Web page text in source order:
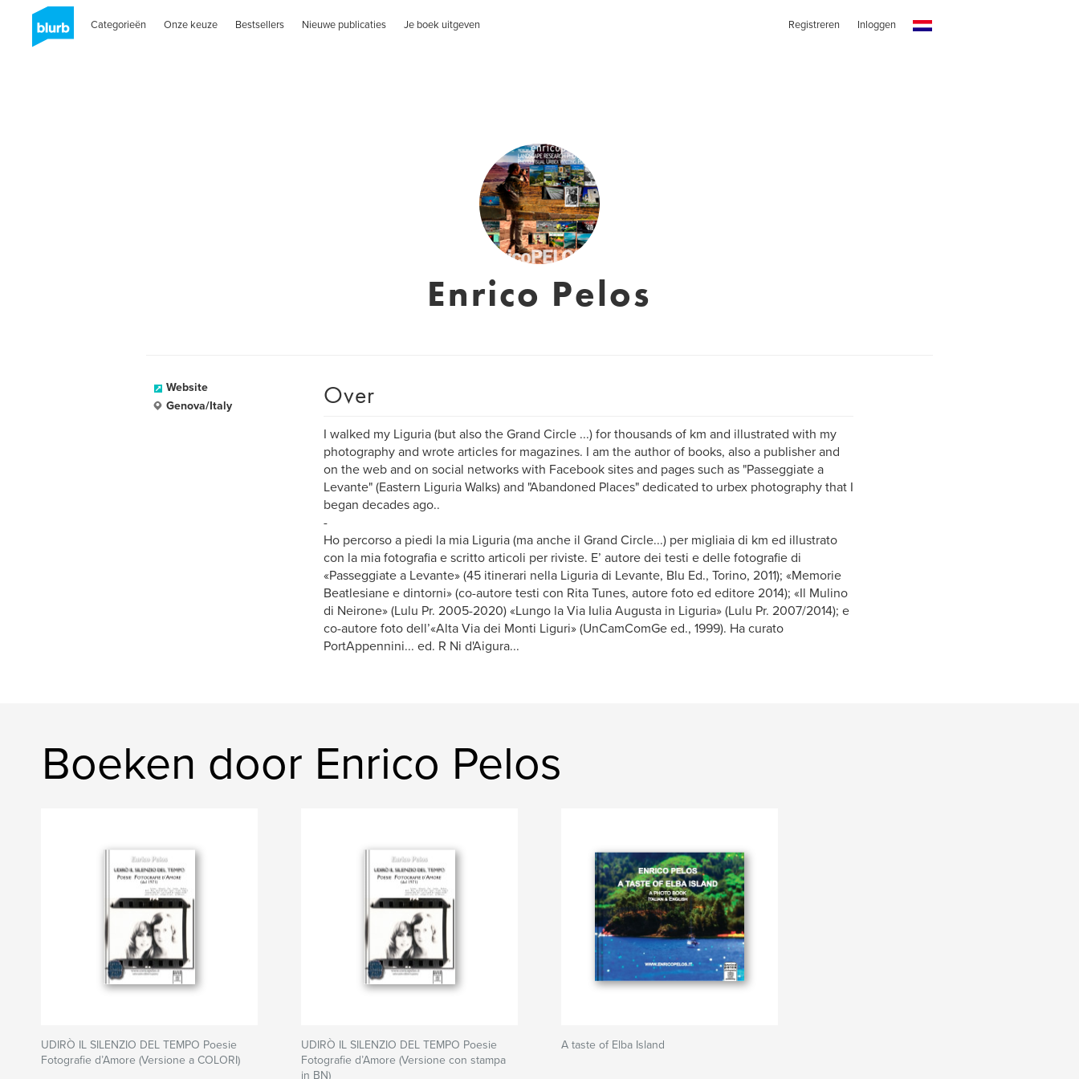
Categorieën Onze keuze Bestsellers Nieuwe publicaties Je boek uitgeven Registreren Inloggen
Enrico Pelos
Website
Genova/Italy
Over
I walked my Liguria (but also the Grand Circle ...) for thousands of km and illustrated with my
photography and wrote articles for magazines. I am the author of books, also a publisher and
on the web and on social networks with Facebook sites and pages such as "Passeggiate a
Levante" (Eastern Liguria Walks) and "Abandoned Places" dedicated to urbex photography that I
began decades ago..
-
Ho percorso a piedi la mia Liguria (ma anche il Grand Circle...) per migliaia di km ed illustrato
con la mia fotografia e scritto articoli per riviste. E’ autore dei testi e delle fotografie di
«Passeggiate a Levante» (45 itinerari nella Liguria di Levante, Blu Ed., Torino, 2011); «Memorie
Beatlesiane e dintorni» (co-autore testi con Rita Tunes, autore foto ed editore 2014); «Il Mulino
di Neirone» (Lulu Pr. 2005-2020) «Lungo la Via Iulia Augusta in Liguria» (Lulu Pr. 2007/2014); e
co-autore foto dell’«Alta Via dei Monti Liguri» (UnCamComGe ed., 1999). Ha curato
PortAppennini... ed. R Ni d'Aigura...
Boeken door Enrico Pelos
UDIRÒ IL SILENZIO DEL TEMPO Poesie
Fotografie d’Amore (Versione a COLORI)
UDIRÒ IL SILENZIO DEL TEMPO Poesie
Fotografie d’Amore (Versione con stampa
in BN)
A taste of Elba Island